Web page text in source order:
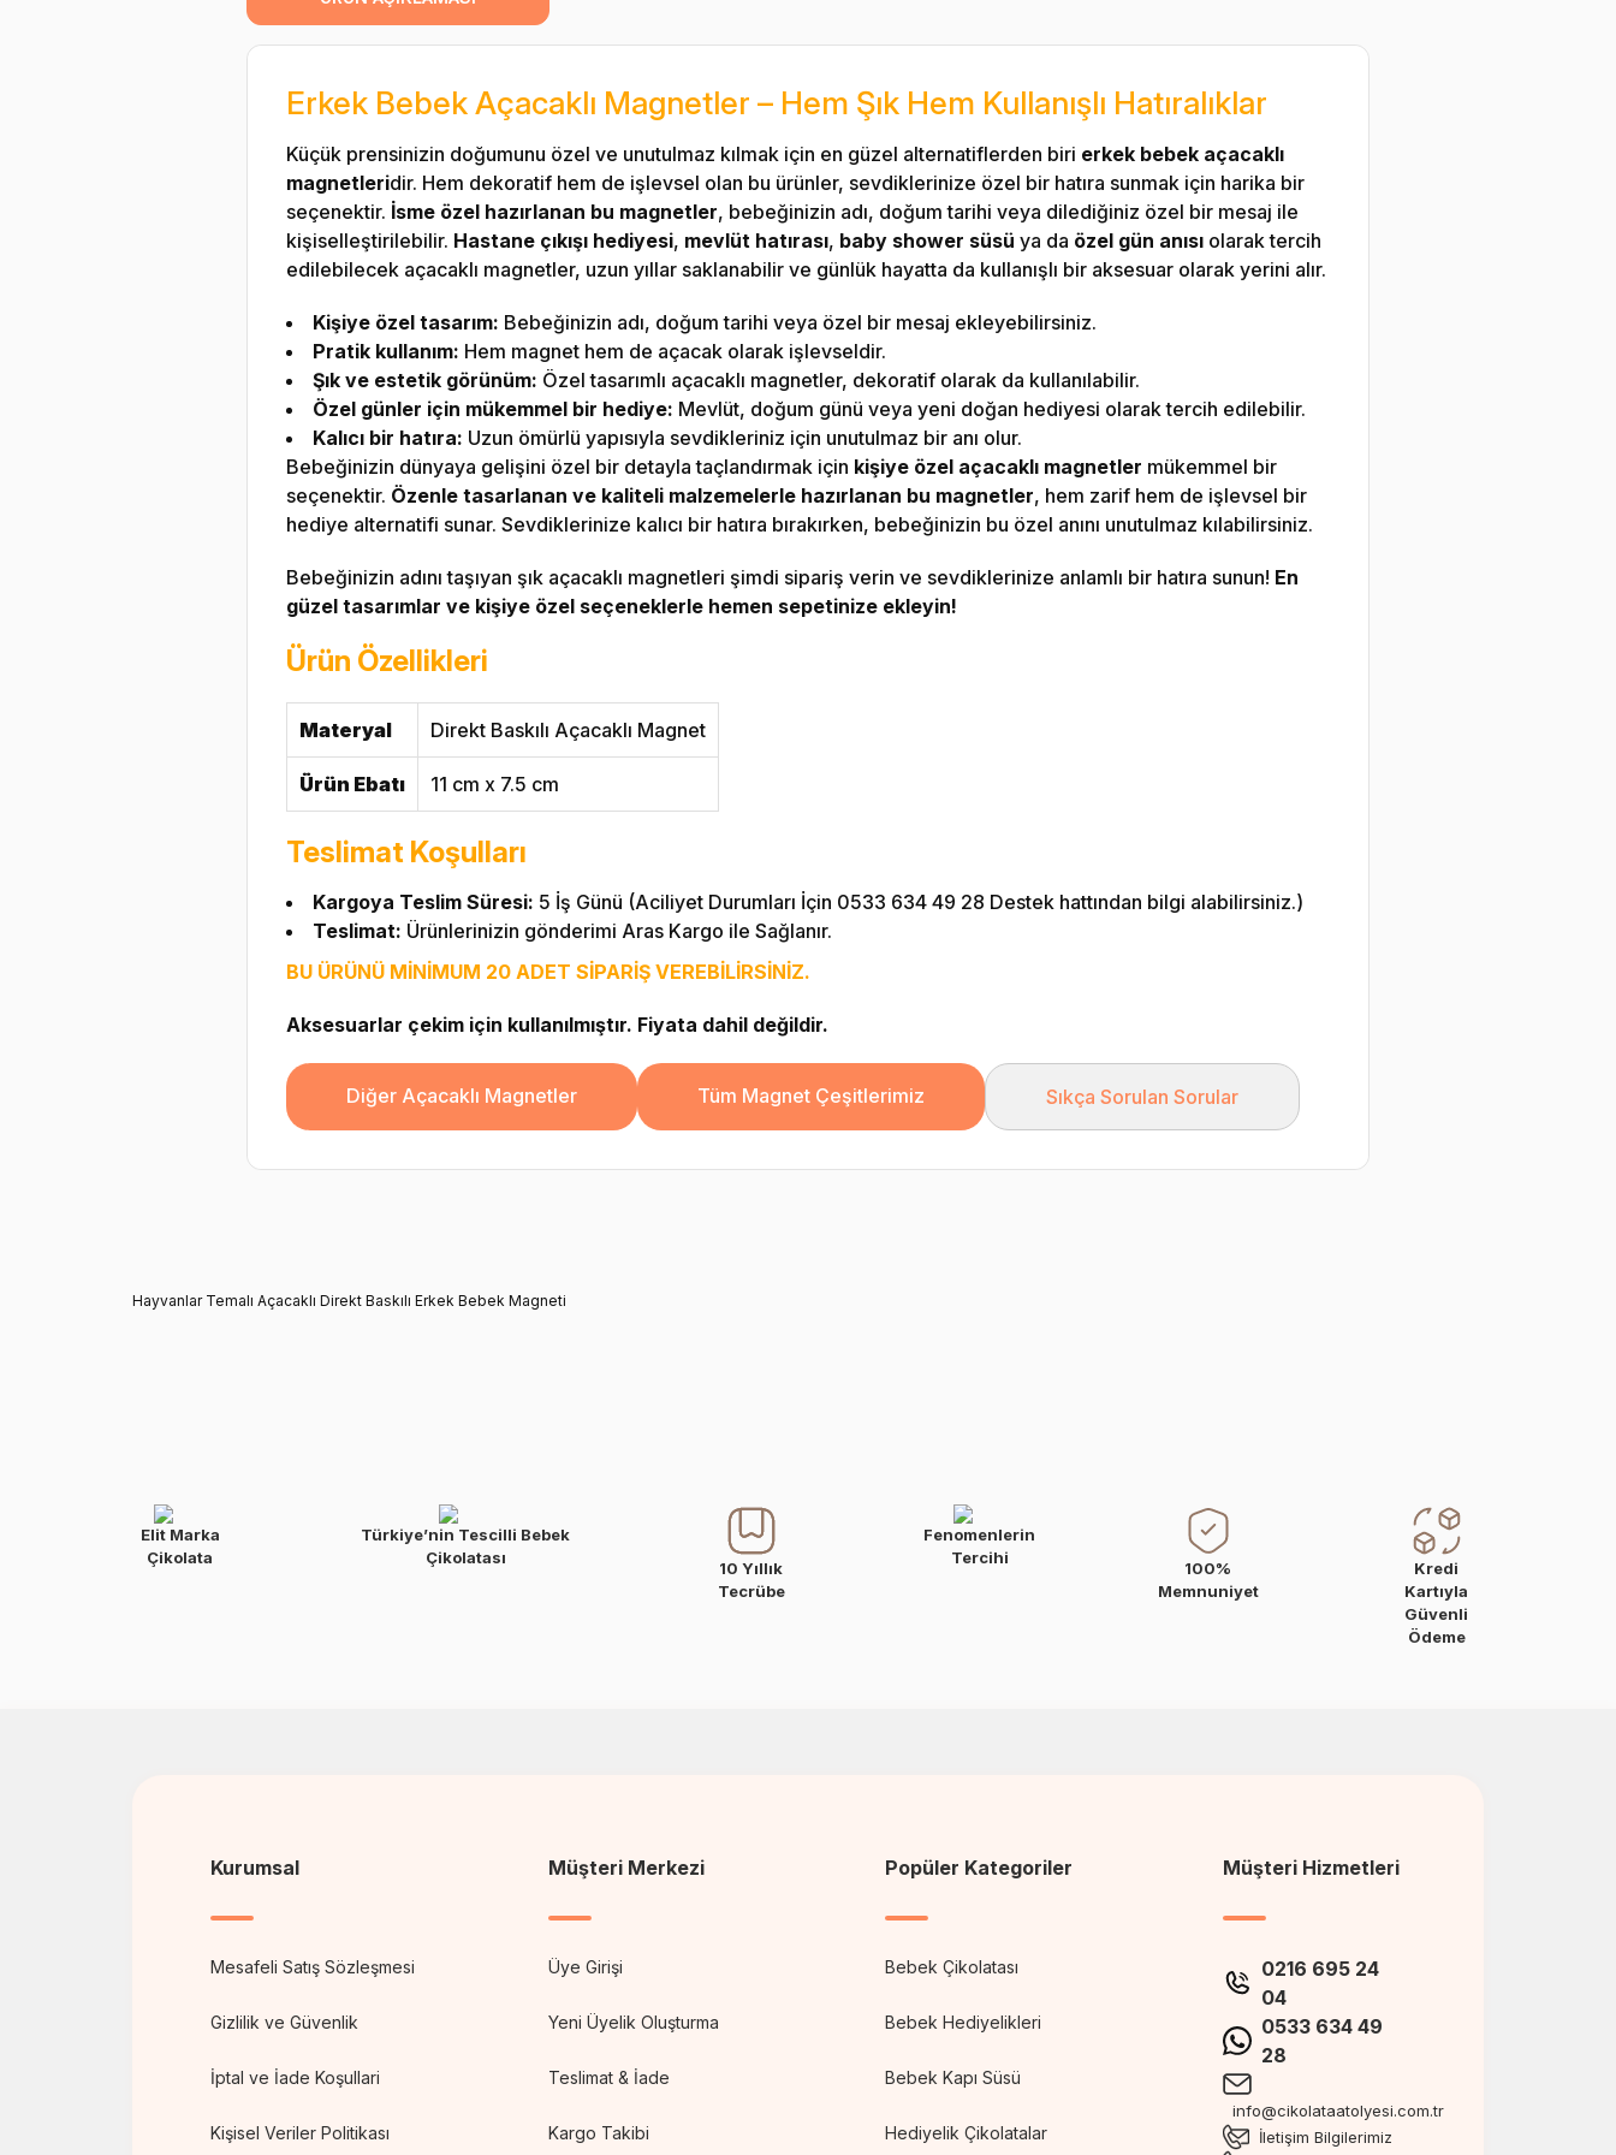
Erkek Bebek Açacaklı Magnetler – Hem Şık Hem Kullanışlı Hatıralıklar
Küçük prensinizin doğumunu özel ve unutulmaz kılmak için en güzel alternatiflerden biri erkek bebek açacaklı
magnetleridir. Hem dekoratif hem de işlevsel olan bu ürünler, sevdiklerinize özel bir hatıra sunmak için harika bir
seçenektir. İsme özel hazırlanan bu magnetler, bebeğinizin adı, doğum tarihi veya dilediğiniz özel bir mesaj ile
kişiselleştirilebilir. Hastane çıkışı hediyesi, mevlüt hatırası, baby shower süsü ya da özel gün anısı olarak tercih
edilebilecek açacaklı magnetler, uzun yıllar saklanabilir ve günlük hayatta da kullanışlı bir aksesuar olarak yerini alır.
Kişiye özel tasarım: Bebeğinizin adı, doğum tarihi veya özel bir mesaj ekleyebilirsiniz.
Pratik kullanım: Hem magnet hem de açacak olarak işlevseldir.
Şık ve estetik görünüm: Özel tasarımlı açacaklı magnetler, dekoratif olarak da kullanılabilir.
Özel günler için mükemmel bir hediye: Mevlüt, doğum günü veya yeni doğan hediyesi olarak tercih edilebilir.
Kalıcı bir hatıra: Uzun ömürlü yapısıyla sevdikleriniz için unutulmaz bir anı olur.
Bebeğinizin dünyaya gelişini özel bir detayla taçlandırmak için kişiye özel açacaklı magnetler mükemmel bir
seçenektir. Özenle tasarlanan ve kaliteli malzemelerle hazırlanan bu magnetler, hem zarif hem de işlevsel bir
hediye alternatifi sunar. Sevdiklerinize kalıcı bir hatıra bırakırken, bebeğinizin bu özel anını unutulmaz kılabilirsiniz.
Bebeğinizin adını taşıyan şık açacaklı magnetleri şimdi sipariş verin ve sevdiklerinize anlamlı bir hatıra sunun! En
güzel tasarımlar ve kişiye özel seçeneklerle hemen sepetinize ekleyin!
Ürün Özellikleri
Materyal Direkt Baskılı Açacaklı Magnet
Ürün Ebatı 11 cm x 7.5 cm
Teslimat Koşulları
Kargoya Teslim Süresi: 5 İş Günü (Aciliyet Durumları İçin 0533 634 49 28 Destek hattından bilgi alabilirsiniz.)
Teslimat: Ürünlerinizin gönderimi Aras Kargo ile Sağlanır.
BU ÜRÜNÜ MİNİMUM 20 ADET SİPARİŞ VEREBİLİRSİNİZ.
Aksesuarlar çekim için kullanılmıştır. Fiyata dahil değildir.
Diğer Açacaklı Magnetler Tüm Magnet Çeşitlerimiz Sıkça Sorulan Sorular
Hayvanlar Temalı Açacaklı Direkt Baskılı Erkek Bebek Magneti
Elit Marka
Çikolata
Türkiye’nin Tescilli Bebek
Çikolatası
10 Yıllık
Tecrübe
Fenomenlerin
Tercihi
100%
Memnuniyet
Kredi
Kartıyla
Güvenli
Ödeme
Kurumsal
Mesafeli Satış Sözleşmesi
Gizlilik ve Güvenlik
İptal ve İade Koşullari
Kişisel Veriler Politikası
Müşteri Merkezi
Üye Girişi
Yeni Üyelik Oluşturma
Teslimat & İade
Kargo Takibi
Popüler Kategoriler
Bebek Çikolatası
Bebek Hediyelikleri
Bebek Kapı Süsü
Hediyelik Çikolatalar
Müşteri Hizmetleri
0216 695 24
04
0533 634 49
28
info@cikolataatolyesi.com.tr
İletişim Bilgilerimiz